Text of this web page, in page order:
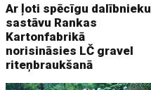
Ar ļoti spēcīgu dalībnieku
sastāvu Rankas
Kartonfabrikā
norisināsies LČ gravel
riteņbraukšanā